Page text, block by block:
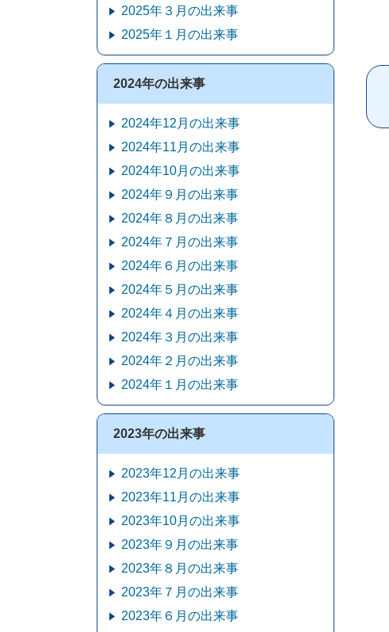
2025年３月の出来事
2025年１月の出来事
2024年の出来事
2024年12月の出来事
2024年11月の出来事
2024年10月の出来事
2024年９月の出来事
2024年８月の出来事
2024年７月の出来事
2024年６月の出来事
2024年５月の出来事
2024年４月の出来事
2024年３月の出来事
2024年２月の出来事
2024年１月の出来事
2023年の出来事
2023年12月の出来事
2023年11月の出来事
2023年10月の出来事
2023年９月の出来事
2023年８月の出来事
2023年７月の出来事
2023年６月の出来事